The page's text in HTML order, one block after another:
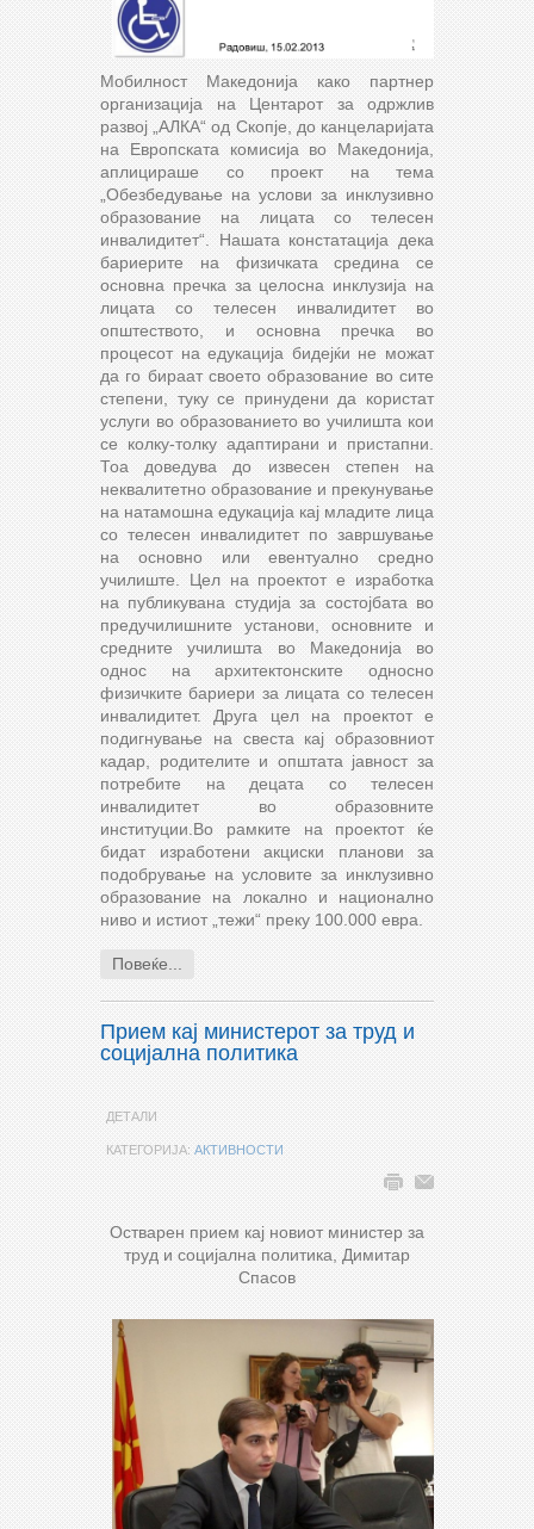
Мобилност Македонија како партнер
организација на Центарот за одржлив
развој „АЛКА“ од Скопје, до канцеларијата
на Европската комисија во Македонија,
аплицираше со проект на тема
„Обезбедување на услови за инклузивно
образование на лицата со телесен
инвалидитет“. Нашата констатација дека
бариерите на физичката средина се
основна пречка за целосна инклузија на
лицата со телесен инвалидитет во
општеството, и основна пречка во
процесот на едукација бидејќи не можат
да го бираат своето образование во сите
степени, туку се принудени да користат
услуги во образованието во училишта кои
се колку-толку адаптирани и пристапни.
Тоа доведува до извесен степен на
неквалитетно образование и прекунување
на натамошна едукација кај младите лица
со телесен инвалидитет по завршување
на основно или евентуално средно
училиште. Цел на проектот е изработка
на публикувана студија за состојбата во
предучилишните установи, основните и
средните училишта во Македонија во
однос на архитектонските односно
физичките бариери за лицата со телесен
инвалидитет. Друга цел на проектот е
подигнување на свеста кај образовниот
кадар, родителите и општата јавност за
потребите на децата со телесен
инвалидитет во образовните
институции.Во рамките на проектот ќе
бидат изработени акциски планови за
подобрување на условите за инклузивно
образование на локално и национално
ниво и истиот „тежи“ преку 100.000 евра.
Повеќе...
Прием кај министерот за труд и
социјална политика
ДЕТАЛИ
КАТЕГОРИЈА: АКТИВНОСТИ
Остварен прием кај новиот министер за
труд и социјална политика, Димитар
Спасов